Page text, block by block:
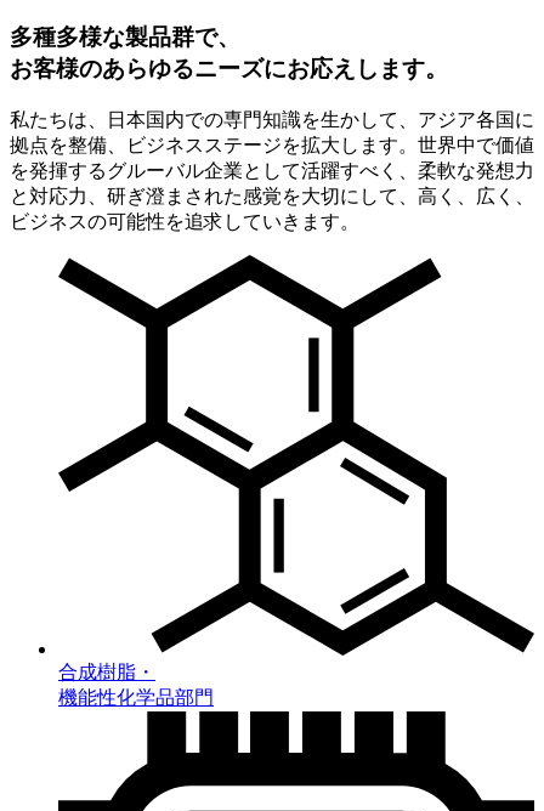
多種多様な製品群で、
お客様のあらゆるニーズにお応えします。
私たちは、日本国内での専門知識を生かして、アジア各国に
拠点を整備、ビジネスステージを拡大します。世界中で価値
を発揮するグルーバル企業として活躍すべく、柔軟な発想力
と対応力、研ぎ澄まされた感覚を大切にして、高く、広く、
ビジネスの可能性を追求していきます。
合成樹脂・
機能性化学品部門